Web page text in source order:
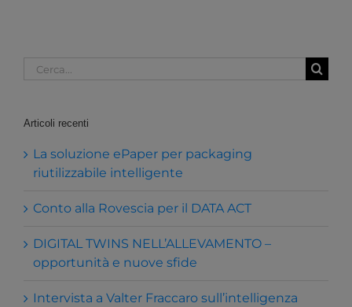
Cerca
Articoli recenti
La soluzione ePaper per packaging
riutilizzabile intelligente
Conto alla Rovescia per il DATA ACT
DIGITAL TWINS NELL’ALLEVAMENTO –
opportunità e nuove sfide
Intervista a Valter Fraccaro sull’intelligenza